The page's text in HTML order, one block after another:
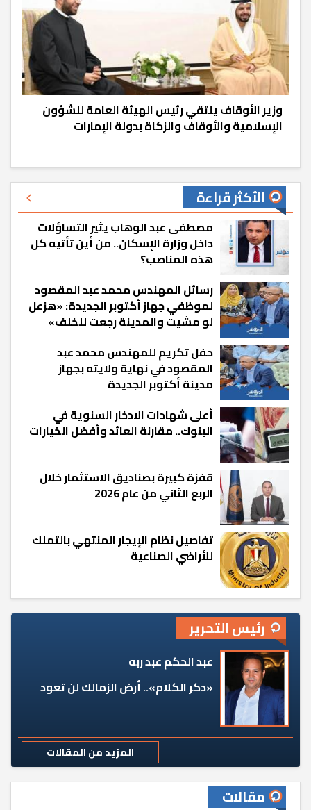
وزير الأوقاف يلتقي رئيس الهيئة العامة للشؤون
الإسلامية والأوقاف والزكاة بدولة الإمارات
الأكثر قراءة
مصطفى عبد الوهاب يثير التساؤلات
داخل وزارة الإسكان.. من أين تأتيه كل
هذه المناصب؟
رسائل المهندس محمد عبد المقصود
لموظفي جهاز أكتوبر الجديدة: «هزعل
لو مشيت والمدينة رجعت للخلف»
حفل تكريم للمهندس محمد عبد
المقصود في نهاية ولايته بجهاز
مدينة أكتوبر الجديدة
أعلى شهادات الادخار السنوية في
البنوك.. مقارنة العائد وأفضل الخيارات
قفزة كبيرة بصناديق الاستثمار خلال
الربع الثاني من عام 2026
تفاصيل نظام الإيجار المنتهي بالتملك
للأراضي الصناعية
رئيس التحرير
عبد الحكم عبد ربه
«دكر الكلام».. أرض الزمالك لن تعود
المزيد من المقالات
مقالات